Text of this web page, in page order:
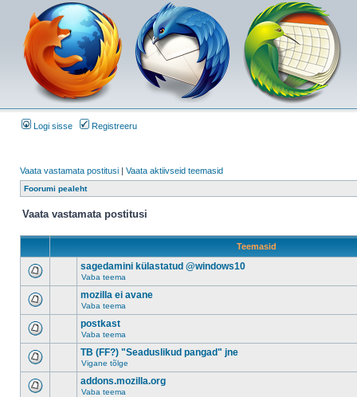
Logi sisse Registreeru
Vaata vastamata postitusi | Vaata aktiivseid teemasid
Foorumi pealeht
Vaata vastamata postitusi
Teemasid
sagedamini külastatud @windows10
Vaba teema
mozilla ei avane
Vaba teema
postkast
Vaba teema
TB (FF?) "Seaduslikud pangad" jne
Vigane tõlge
addons.mozilla.org
Vaba teema